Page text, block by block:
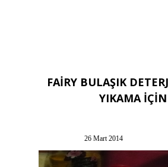
FAİRY BULAŞIK
YIKAMA İÇİN
26 Mart 2014